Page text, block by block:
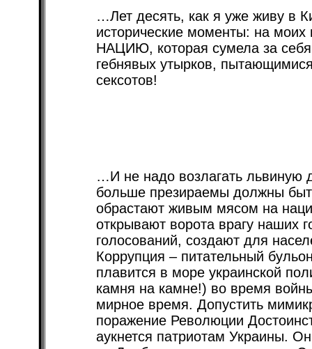
…Лет десять, как я уже живу в
исторические моменты: на моих
НАЦИЮ, которая сумела за
гебнявых утырков,
сексотов!
…И не надо возлагать львиную
больше презираемы должны
обрастают живым мясом на
открывают ворота врагу наших
голосований, создают для
Коррупция – питательный
плавится в море украинской
камня на камне!) во время
мирное время. Допустить
поражение Революции
аукнется патриотам Украины.